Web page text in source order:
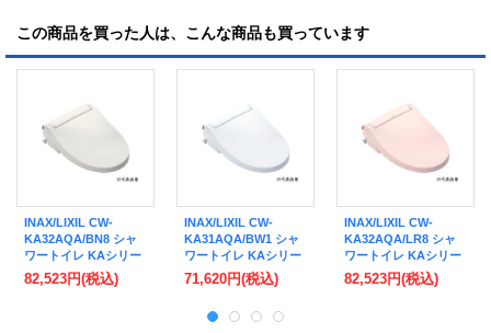
この商品を買った人は、こんな商品も買っています
INAX/LIXIL CW-
KA32AQA/BN8 シャ
ワートイレ KAシリー
ズ KA32A フルオー
ト・リモコン式 密結
82,523円(税込)
INAX/LIXIL CW-
KA31AQA/BW1 シャ
ワートイレ KAシリー
ズ KA31A フルオー
ト・リモコン式 密結
ピュアホワイト (CW-
71,620円(税込)
INAX/LIXIL CW-
KA32AQA/LR8 シャ
ワートイレ KAシリー
ズ KA32A フルオー
ト・リモコン式 密結
82,523円(税込)